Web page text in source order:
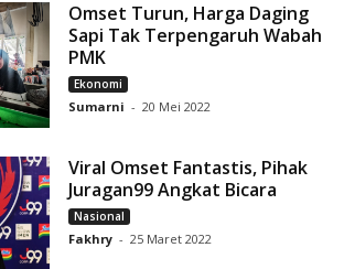
Omset Turun, Harga Daging
Sapi Tak Terpengaruh Wabah
PMK
Ekonomi
Sumarni - 20 Mei 2022
Viral Omset Fantastis, Pihak
Juragan99 Angkat Bicara
Nasional
Fakhry - 25 Maret 2022